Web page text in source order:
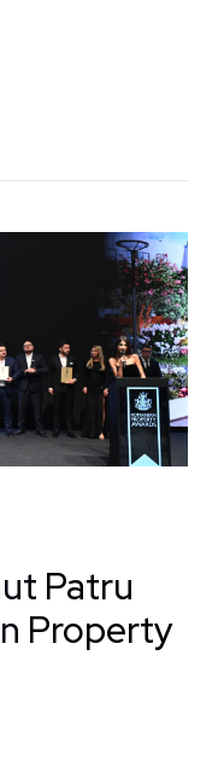
Patru
Property